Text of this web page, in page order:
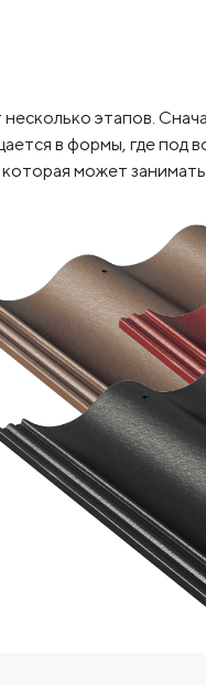
этапов.
в формы, где под
может